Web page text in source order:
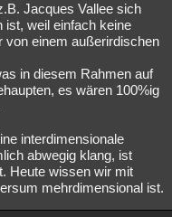
Jacques Vallee sich
ist, weil einfach keine
von einem außerirdischen
in diesem Rahmen auf
es wären 100%ig
interdimensionale
abwegig klang, ist
Heute wissen wir mit
mehrdimensional ist.